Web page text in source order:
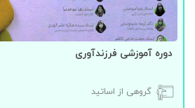
دوره آموزشی فرزندآوری
گروهی از اساتید